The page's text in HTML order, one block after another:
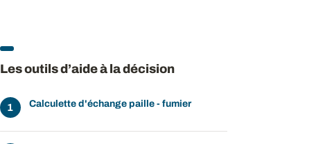
Les outils d’aide à la décision
Calculette d'échange paille - fumier